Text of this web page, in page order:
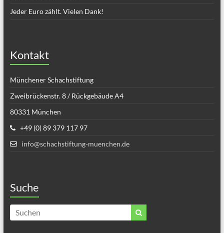
Jeder Euro zählt. Vielen Dank!
Kontakt
Münchener Schachstiftung
Zweibrückenstr. 8 / Rückgebäude A4
80331 München
+49 (0) 89 379 117 97
info@schachstiftung-muenchen.de
Suche